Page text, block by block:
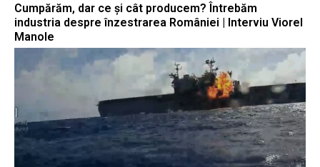
Cumpărăm, dar ce și cât producem? Întrebăm
industria despre înzestrarea României | Interviu Viorel
Manole